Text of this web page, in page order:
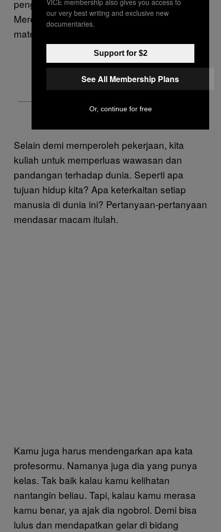
pengalamannya saat sedang mengajar.
Mereka tidak perlu terus-terusan mengajari
materi kuliah saja.
Selain demi memperoleh pekerjaan, kita
kuliah untuk memperluas wawasan dan
pandangan terhadap dunia. Seperti apa
tujuan hidup kita? Apa keterkaitan setiap
manusia di dunia ini? Pertanyaan-pertanyaan
mendasar macam itulah.
Kamu juga harus mendengarkan apa kata
profesormu. Namanya juga dia yang punya
kelas. Tak baik kalau kamu kelihatan
nantangin beliau. Tapi, kalau kamu merasa
kamu benar, ya ajak dia ngobrol. Demi bisa
lulus dan mendapatkan gelar di bidang
our very best writing and exclusive new
documentaries.
Support for $2
See All Membership Plans
Or, continue for free